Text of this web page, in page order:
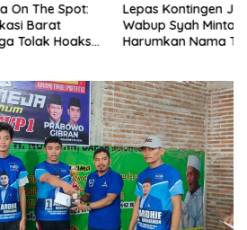
Lepas Kontingen Jamnas XII,
Wabup Syah Minta Pramuka
Harumkan Nama Trenggalek